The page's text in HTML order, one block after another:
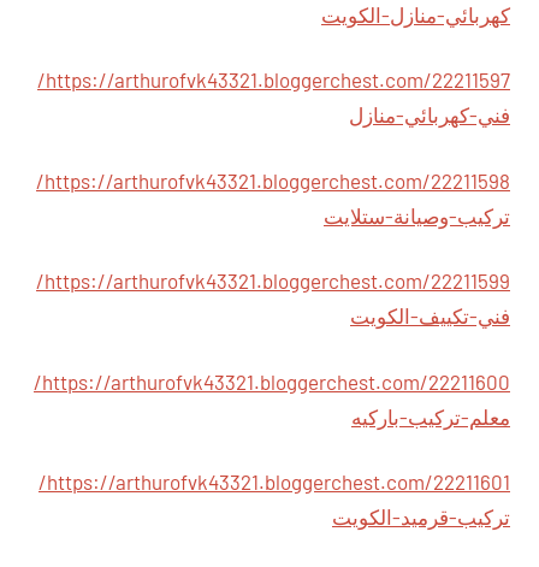
كهربائي-منازل-الكويت
https://arthurofvk43321.bloggerchest.com/22211597/
فني-كهربائي-منازل
https://arthurofvk43321.bloggerchest.com/22211598/
تركيب-وصيانة-ستلايت
https://arthurofvk43321.bloggerchest.com/22211599/
فني-تكييف-الكويت
https://arthurofvk43321.bloggerchest.com/22211600/
معلم-تركيب-باركيه
https://arthurofvk43321.bloggerchest.com/22211601/
تركيب-قرميد-الكويت